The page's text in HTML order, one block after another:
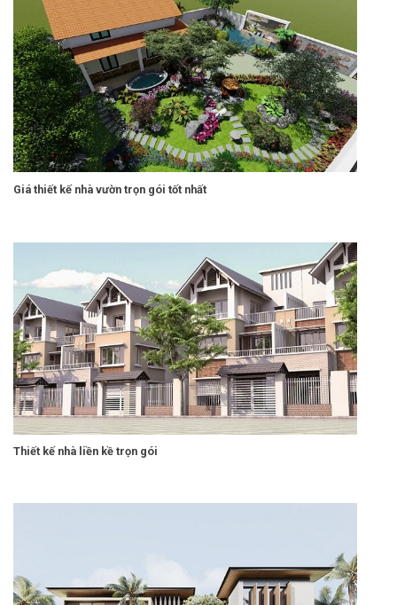
Giá thiết kế nhà vườn trọn gói tốt nhất
Thiết kế nhà liền kề trọn gói